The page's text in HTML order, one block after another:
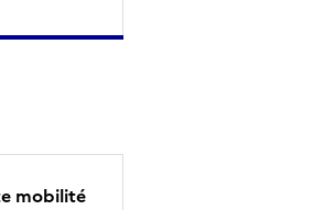
mobilité